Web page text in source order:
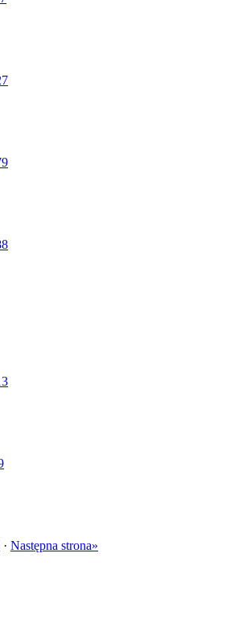
· Następna strona»